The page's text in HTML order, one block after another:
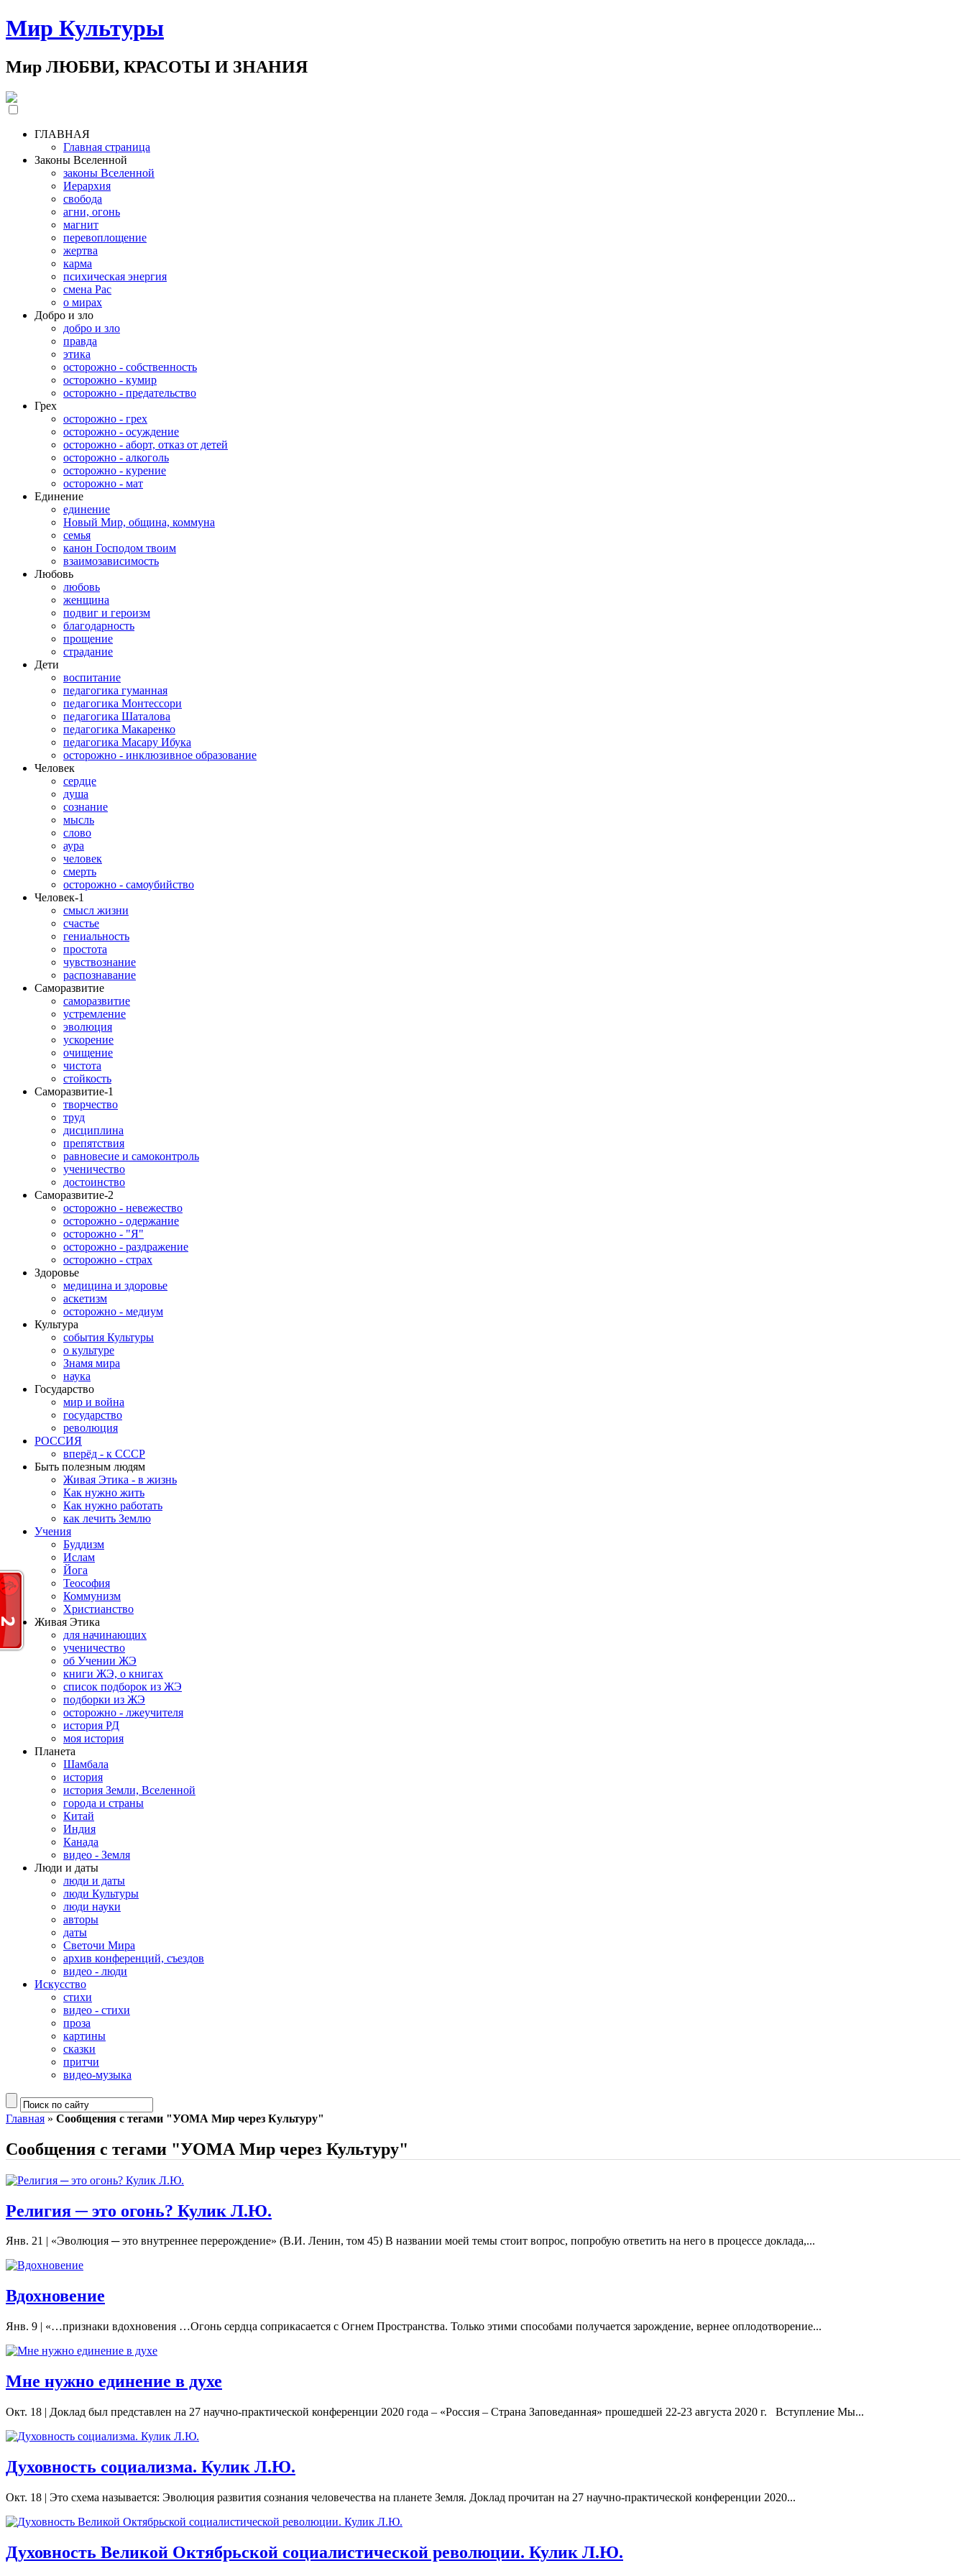
Мир Культуры
Мир ЛЮБВИ, КРАСОТЫ И ЗНАНИЯ
ГЛАВНАЯ
Главная страница
Законы Вселенной
законы Вселенной
Иерархия
свобода
агни, огонь
магнит
перевоплощение
жертва
карма
психическая энергия
смена Рас
о мирах
Добро и зло
добро и зло
правда
этика
осторожно - собственность
осторожно - кумир
осторожно - предательство
Грех
осторожно - грех
осторожно - осуждение
осторожно - аборт, отказ от детей
осторожно - алкоголь
осторожно - курение
осторожно - мат
Единение
единение
Новый Мир, община, коммуна
семья
канон Господом твоим
взаимозависимость
Любовь
любовь
женщина
подвиг и героизм
благодарность
прощение
страдание
Дети
воспитание
педагогика гуманная
педагогика Монтессори
педагогика Шаталова
педагогика Макаренко
педагогика Масару Ибука
осторожно - инклюзивное образование
Человек
сердце
душа
сознание
мысль
слово
аура
человек
смерть
осторожно - самоубийство
Человек-1
смысл жизни
счастье
гениальность
простота
чувствознание
распознавание
Саморазвитие
саморазвитие
устремление
эволюция
ускорение
очищение
чистота
стойкость
Саморазвитие-1
творчество
труд
дисциплина
препятствия
равновесие и самоконтроль
ученичество
достоинство
Саморазвитие-2
осторожно - невежество
осторожно - одержание
осторожно - "Я"
осторожно - раздражение
осторожно - страх
Здоровье
медицина и здоровье
аскетизм
осторожно - медиум
Культура
события Культуры
о культуре
Знамя мира
наука
Государство
мир и война
государство
революция
РОССИЯ
вперёд - к СССР
Быть полезным людям
Живая Этика - в жизнь
Как нужно жить
Как нужно работать
как лечить Землю
Учения
Буддизм
Ислам
Йога
Теософия
Коммунизм
Христианство
Живая Этика
для начинающих
ученичество
об Учении ЖЭ
книги ЖЭ, о книгах
список подборок из ЖЭ
подборки из ЖЭ
осторожно - лжеучителя
история РД
моя история
Планета
Шамбала
история
история Земли, Вселенной
города и страны
Китай
Индия
Канада
видео - Земля
Люди и даты
люди и даты
люди Культуры
люди науки
авторы
даты
Светочи Мира
архив конференций, съездов
видео - люди
Искусство
стихи
видео - стихи
проза
картины
сказки
притчи
видео-музыка
Главная » Сообщения с тегами "УОМА Мир через Культуру"
Сообщения с тегами "УОМА Мир через Культуру"
Религия ─ это огонь? Кулик Л.Ю.
Янв. 21 | «Эволюция ─ это внутреннее перерождение» (В.И. Ленин, том 45) В названии моей темы стоит вопрос, попробую ответить на него в процессе доклада,...
Вдохновение
Янв. 9 | «…признаки вдохновения …Огонь сердца соприкасается с Огнем Пространства. Только этими способами получается зарождение, вернее оплодотворение...
Мне нужно единение в духе
Окт. 18 | Доклад был представлен на 27 научно-практической конференции 2020 года – «Россия – Страна Заповеданная» прошедшей 22-23 августа 2020 г. Вступление Мы...
Духовность социализма. Кулик Л.Ю.
Окт. 18 | Это схема называется: Эволюция развития сознания человечества на планете Земля. Доклад прочитан на 27 научно-практической конференции 2020...
Духовность Великой Октябрьской социалистической революции. Кулик Л.Ю.